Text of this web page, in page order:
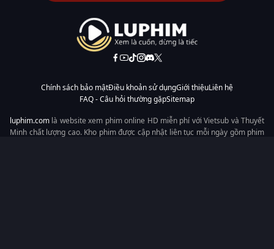
Chính sách bảo mậtĐiều khoản sử dụngGiới thiệuLiên hệ
FAQ - Câu hỏi thường gặpSitemap
luphim.com là website xem phim online HD miễn phí với Vietsub và Thuyết
Minh chất lượng cao. Kho phim được cập nhật liên tục mỗi ngày gồm phim